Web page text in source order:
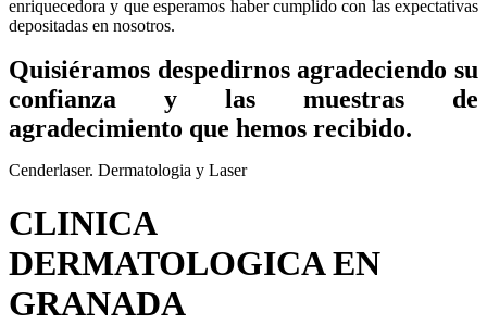
enriquecedora y que esperamos haber cumplido con las expectativas
depositadas en nosotros.
Quisiéramos despedirnos agradeciendo su
confianza y las muestras de
agradecimiento que hemos recibido.
Cenderlaser. Dermatologia y Laser
CLINICA
DERMATOLOGICA EN
GRANADA